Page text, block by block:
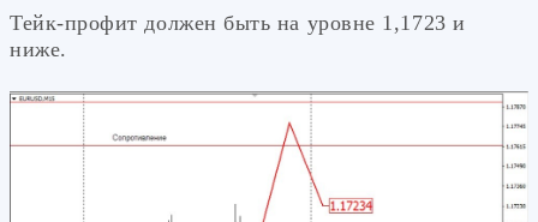
Тейк-профит должен быть на уровне 1,1723 и
ниже.